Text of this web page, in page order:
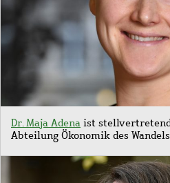
Dr. Maja Adena ist
Abteilung Ökonomik des Wandels